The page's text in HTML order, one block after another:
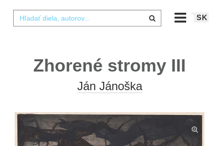
SK
Zhorené stromy III
Ján Jánoška